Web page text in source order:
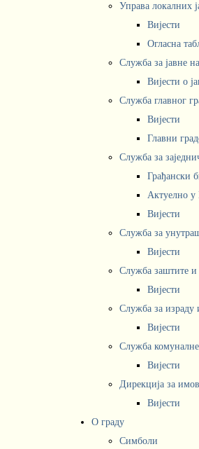
Управа локалних
Вијести
Огласна
Служба за јавне
Вијести о
Служба главног
Вијести
Главни
Служба за
Грађански
Актуелно
Вијести
Служба за
Вијести
Служба заштите
Вијести
Служба за израду
Вијести
Служба
Вијести
Дирекција за
Вијести
О граду
Симболи